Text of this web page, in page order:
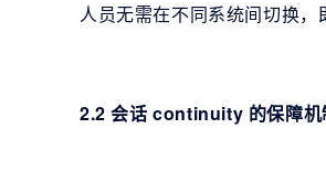
人员无需在不同系统间切换，
2.2 会话 continuity 的保障机